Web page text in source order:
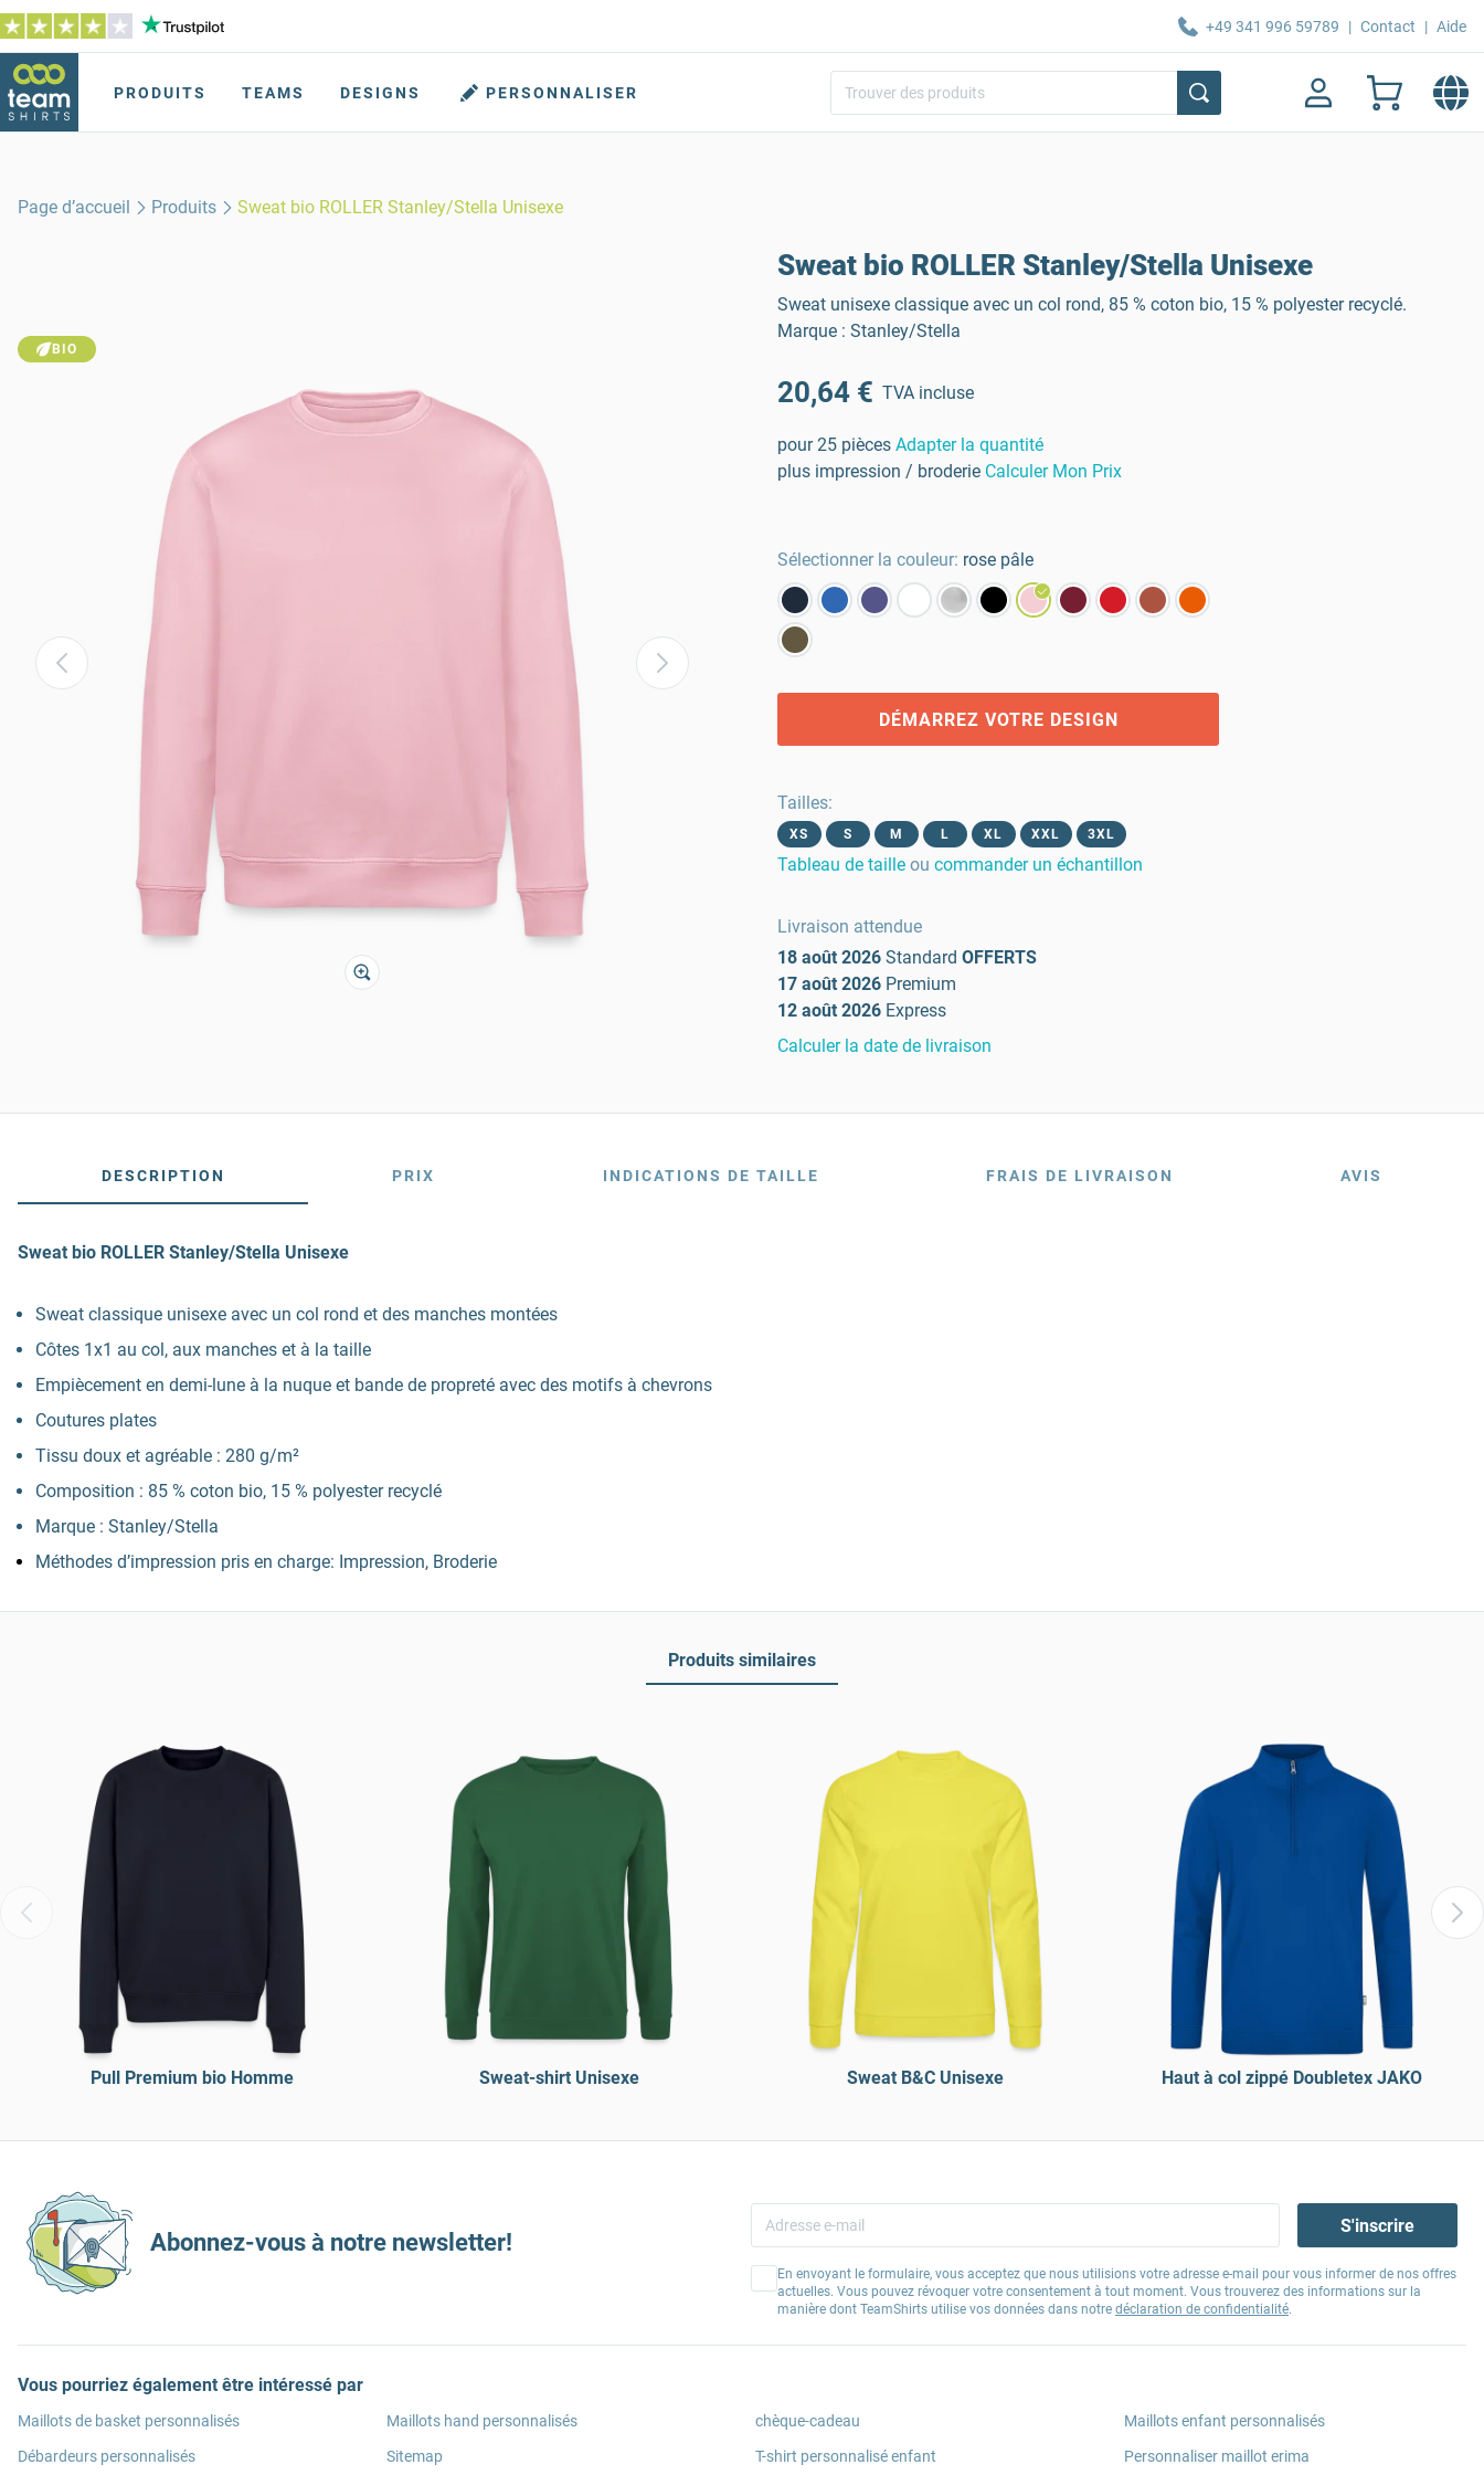
+49 341 996 59789 | Contact | Aide
PRODUITS TEAMS DESIGNS PERSONNALISER
Page d’accueil Produits Sweat bio ROLLER Stanley/Stella Unisexe
BIO
Sweat bio ROLLER Stanley/Stella Unisexe
Sweat unisexe classique avec un col rond, 85 % coton bio, 15 % polyester recyclé.
Marque : Stanley/Stella
20,64 € TVA incluse
pour 25 pièces Adapter la quantité
plus impression / broderie Calculer Mon Prix
Sélectionner la couleur: rose pâle
DÉMARREZ VOTRE DESIGN
Tailles:
XS S M L XL XXL 3XL
Tableau de taille ou commander un échantillon
Livraison attendue
18 août 2026 Standard OFFERTS
17 août 2026 Premium
12 août 2026 Express
Calculer la date de livraison
DESCRIPTION PRIX INDICATIONS DE TAILLE FRAIS DE LIVRAISON AVIS
Sweat bio ROLLER Stanley/Stella Unisexe
Sweat classique unisexe avec un col rond et des manches montées
Côtes 1x1 au col, aux manches et à la taille
Empiècement en demi-lune à la nuque et bande de propreté avec des motifs à chevrons
Coutures plates
Tissu doux et agréable : 280 g/m²
Composition : 85 % coton bio, 15 % polyester recyclé
Marque : Stanley/Stella
Méthodes d’impression pris en charge: Impression, Broderie
Produits similaires
Pull Premium bio Homme Sweat-shirt Unisexe Sweat B&C Unisexe Haut à col zippé Doubletex JAKO
Abonnez-vous à notre newsletter!
S'inscrire
En envoyant le formulaire, vous acceptez que nous utilisions votre adresse e-mail pour vous informer de nos offres
actuelles. Vous pouvez révoquer votre consentement à tout moment. Vous trouverez des informations sur la
manière dont TeamShirts utilise vos données dans notre déclaration de confidentialité.
Vous pourriez également être intéressé par
Maillots de basket personnalisés
Débardeurs personnalisés
Maillots hand personnalisés
Sitemap
chèque-cadeau
T-shirt personnalisé enfant
Maillots enfant personnalisés
Personnaliser maillot erima